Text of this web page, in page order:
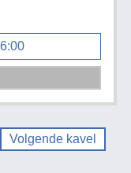
Volgende kavel